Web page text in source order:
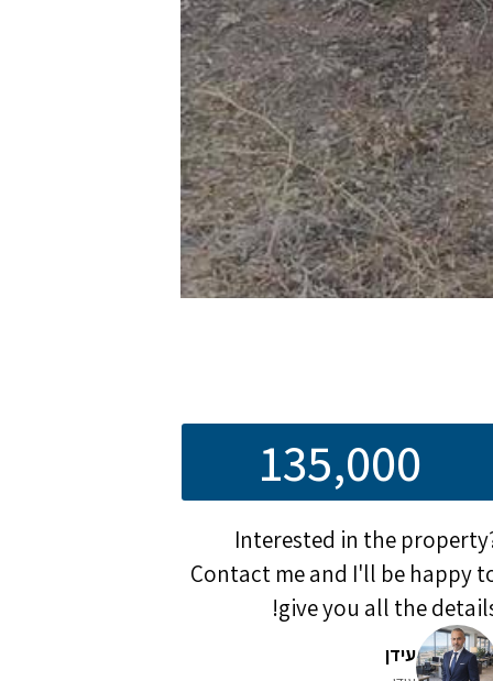
135,000
Interested in the
Contact me and I'll be happy
give you all the
עידן